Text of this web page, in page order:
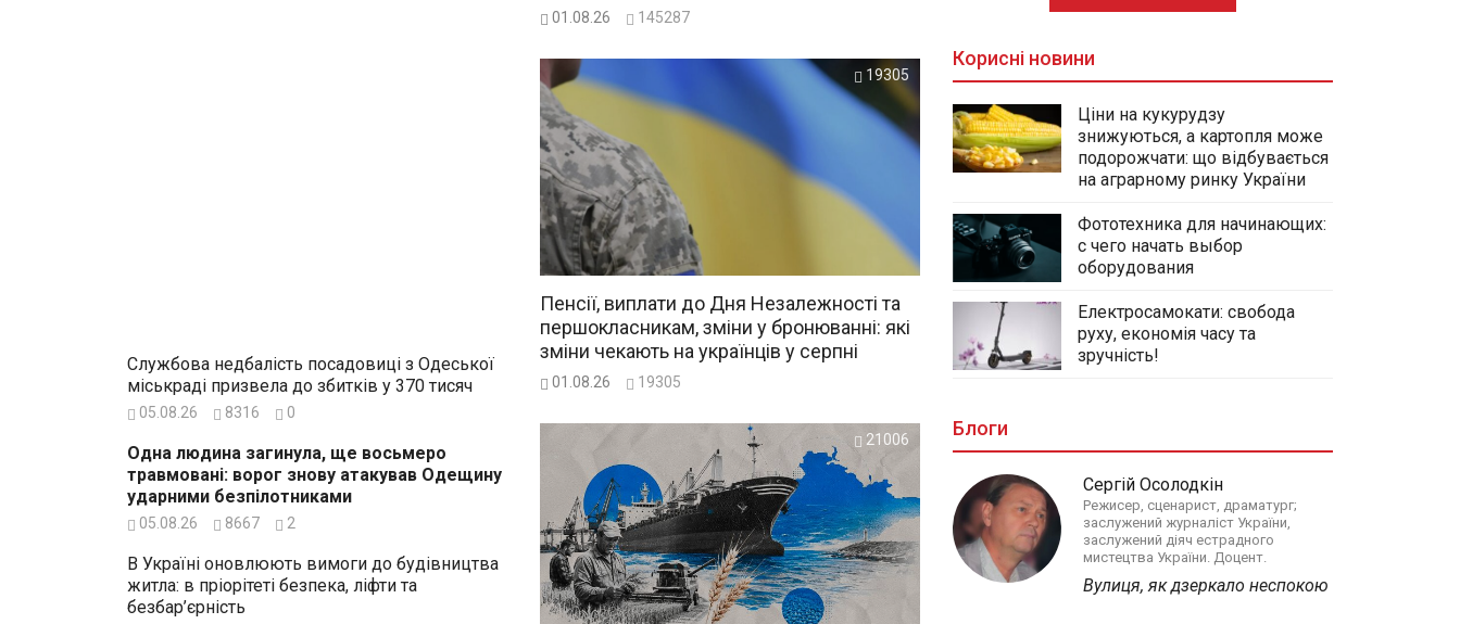
Службова недбалість посадовиці з Одеської
міськраді призвела до збитків у 370 тисяч
05.08.26 8316 0
Одна людина загинула, ще восьмеро
травмовані: ворог знову атакував Одещину
ударними безпілотниками
05.08.26 8667 2
В Україні оновлюють вимоги до будівництва
житла: в пріорітеті безпека, ліфти та
безбар’єрність
01.08.26 145287
19305
Пенсії, виплати до Дня Незалежності та
першокласникам, зміни у бронюванні: які
зміни чекають на українців у серпні
01.08.26 19305
21006
Корисні новини
Ціни на кукурудзу
знижуються, а картопля може
подорожчати: що відбувається
на аграрному ринку України
Фототехника для начинающих:
с чего начать выбор
оборудования
Електросамокати: свобода
руху, економія часу та
зручність!
Блоги
Сергій Осолодкін
Режисер, сценарист, драматург;
заслужений журналіст України,
заслужений діяч естрадного
мистецтва України. Доцент.
Вулиця, як дзеркало неспокою